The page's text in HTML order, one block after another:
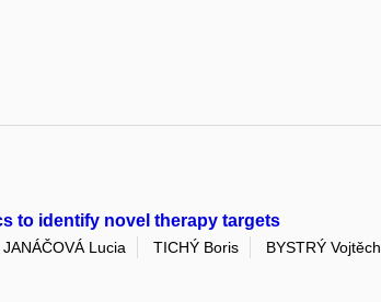
to identify novel therapy targets
JANÁČOVÁ Lucia TICHÝ Boris BYSTRÝ Vojtěch